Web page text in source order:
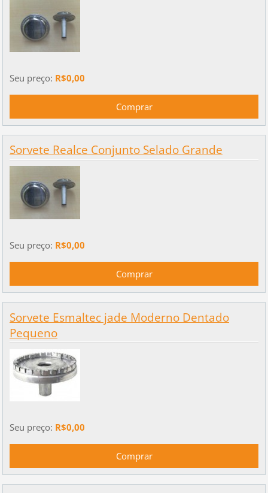
Seu preço: R$0,00
Sorvete Realce Conjunto Selado Grande
Seu preço: R$0,00
Sorvete Esmaltec jade Moderno Dentado
Pequeno
Seu preço: R$0,00